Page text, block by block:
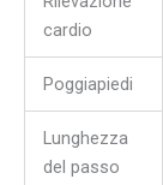
cardio
Poggiapiedi
Lunghezza
del passo